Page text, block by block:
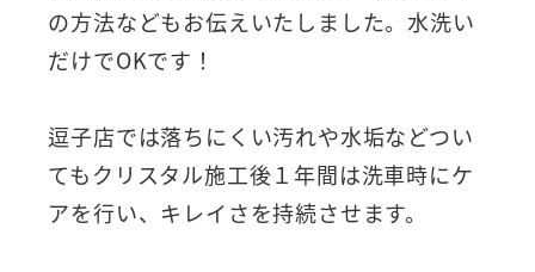
の方法などもお伝えいたしました。水洗い
だけでOKです！
逗子店では落ちにくい汚れや水垢などつい
てもクリスタル施工後１年間は洗車時にケ
アを行い、キレイさを持続させます。